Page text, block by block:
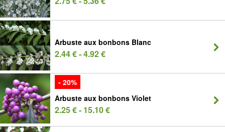
Arbuste aux bonbons Blanc
2.44 € - 4.92 €
- 20%
Arbuste aux bonbons Violet
2.25 € - 15.10 €